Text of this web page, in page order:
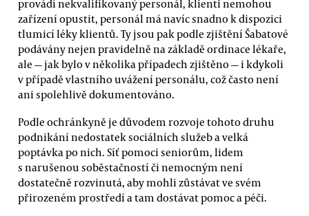
provádí nekvalifikovaný personál, klienti nemohou
zařízení opustit, personál má navíc snadno k dispozici
tlumicí léky klientů. Ty jsou pak podle zjištění Šabatové
podávány nejen pravidelně na základě ordinace lékaře,
ale — jak bylo v několika případech zjištěno — i kdykoli
v případě vlastního uvážení personálu, což často není
ani spolehlivě dokumentováno.
Podle ochránkyně je důvodem rozvoje tohoto druhu
podnikání nedostatek sociálních služeb a velká
poptávka po nich. Síť pomoci seniorům, lidem
s narušenou soběstačností či nemocným není
dostatečně rozvinutá, aby mohli zůstávat ve svém
přirozeném prostředí a tam dostávat pomoc a péči.